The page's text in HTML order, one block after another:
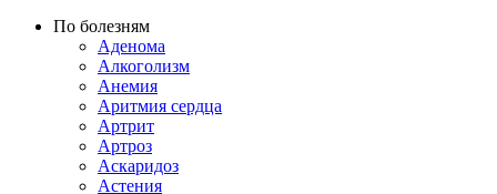
По болезням
Аденома
Алкоголизм
Анемия
Аритмия сердца
Артрит
Артроз
Аскаридоз
Астения